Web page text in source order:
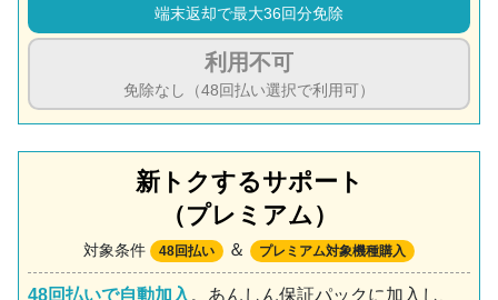
端末返却で最大36回分免除
利用不可
免除なし（48回払い選択で利用可）
新トクするサポート
（プレミアム）
対象条件 48回払い ＆ プレミアム対象機種購入
48回払いで自動加入 。あんしん保証パックに加入し、